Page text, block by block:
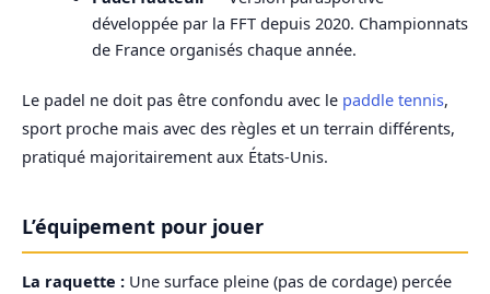
développée par la FFT depuis 2020. Championnats
de France organisés chaque année.
Le padel ne doit pas être confondu avec le paddle tennis,
sport proche mais avec des règles et un terrain différents,
pratiqué majoritairement aux États-Unis.
L’équipement pour jouer
La raquette : Une surface pleine (pas de cordage) percée